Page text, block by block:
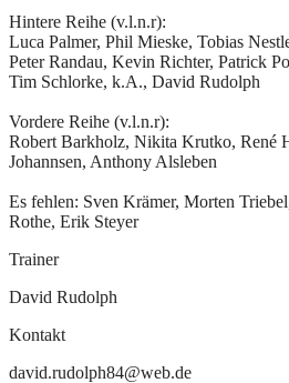
Hintere Reihe (v.l.n.r):
Luca Palmer, Phil Mieske, Tobias
Peter Randau, Kevin Richter, Patrick
Tim Schlorke, k.A., David Rudolph
Vordere Reihe (v.l.n.r):
Robert Barkholz, Nikita Krutko, René
Johannsen, Anthony Alsleben
Es fehlen: Sven Krämer, Morten
Rothe, Erik Steyer
Trainer
David Rudolph
Kontakt
david.rudolph84@web.de